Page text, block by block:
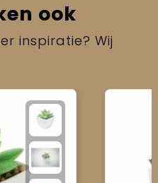
ook
inspiratie? Wij